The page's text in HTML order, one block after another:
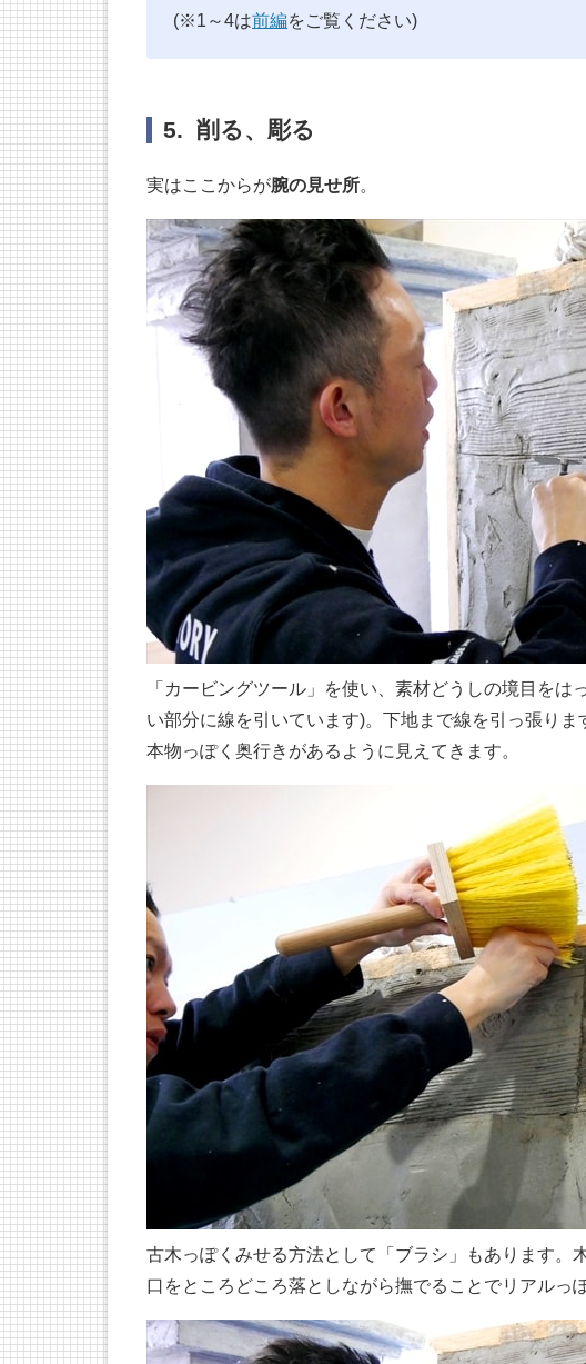
(※1～4は前編をご覧ください)
5. 削る、彫る
実はここからが腕の見せ所。
「カービングツール」を使い、素材どうしの境目を
い部分に線を引いています)。下地まで線を引っ張りま
本物っぽく奥行きがあるように見えてきます。
古木っぽくみせる方法として「ブラシ」もあります。
口をところどころ落としながら撫でることでリアルっ